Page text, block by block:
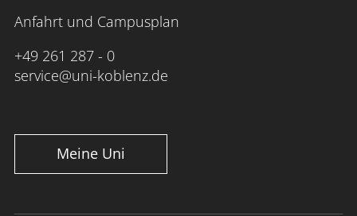
Anfahrt und Campusplan
+49 261 287 - 0
service@uni-koblenz.de
Meine Uni